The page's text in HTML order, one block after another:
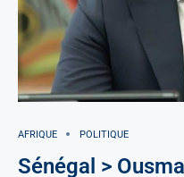
AFRIQUE POLITIQUE
Sénégal >